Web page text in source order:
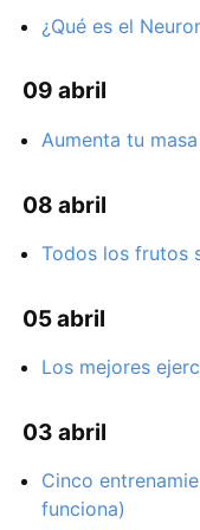
¿Qué es el
09 abril
Aumenta tu
08 abril
Todos los frutos
05 abril
Los mejores
03 abril
Cinco
funciona)